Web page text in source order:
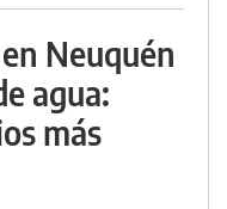
Neuquén
agua:
más